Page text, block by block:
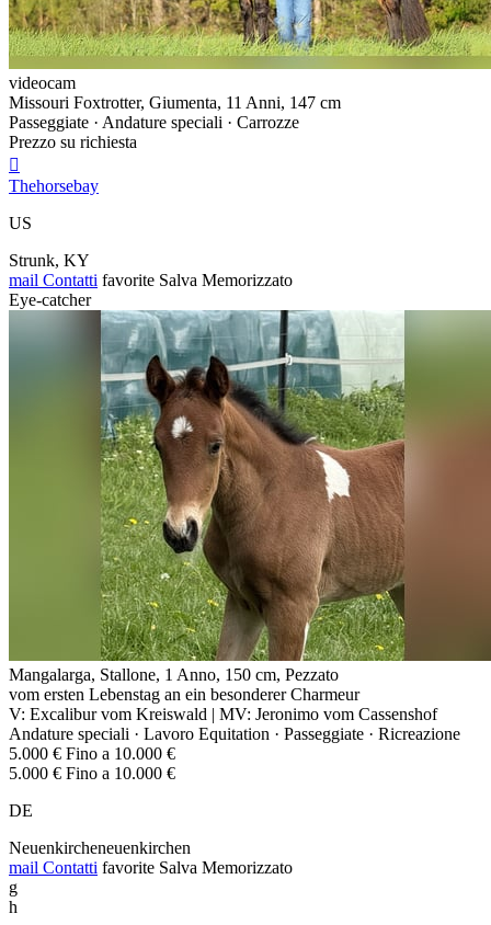
videocam
Missouri Foxtrotter, Giumenta, 11 Anni, 147 cm
Passeggiate · Andature speciali · Carrozze
Prezzo su richiesta

Thehorsebay
US
Strunk, KY
mail Contatti favorite Salva Memorizzato
Eye-catcher
Mangalarga, Stallone, 1 Anno, 150 cm, Pezzato
vom ersten Lebenstag an ein besonderer Charmeur
V: Excalibur vom Kreiswald | MV: Jeronimo vom Cassenshof
Andature speciali · Lavoro Equitation · Passeggiate · Ricreazione
5.000 € Fino a 10.000 €
5.000 € Fino a 10.000 €
DE
Neuenkircheneuenkirchen
mail Contatti favorite Salva Memorizzato
g
h